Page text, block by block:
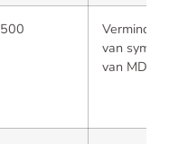
500
van
van MDD